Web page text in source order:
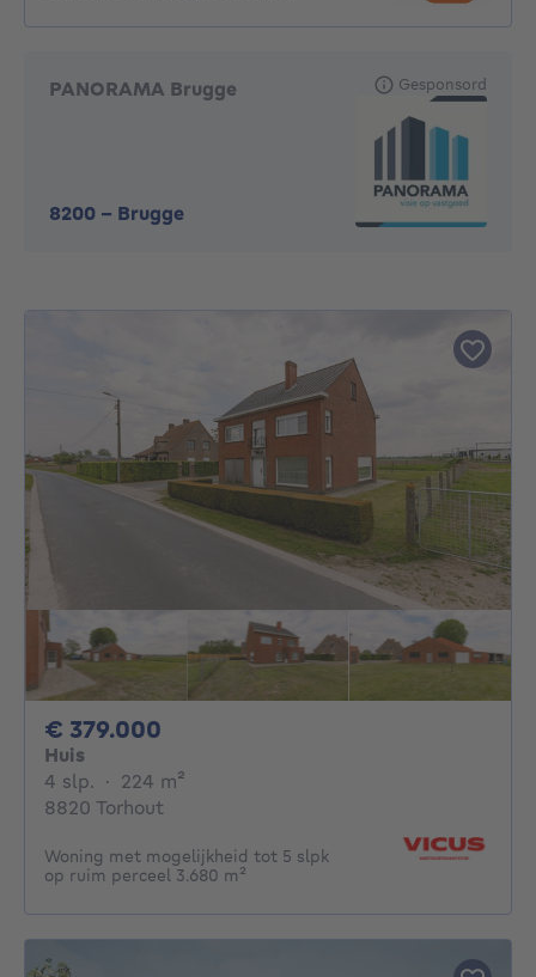
PANORAMA Brugge
8200 - Brugge
Gesponsord
€ 379.000
Huis
4 slp. 4 slaapkamers
· 224 m²
8820 Torhout
Woning met mogelijkheid tot 5 slpk
op ruim perceel 3.680 m²